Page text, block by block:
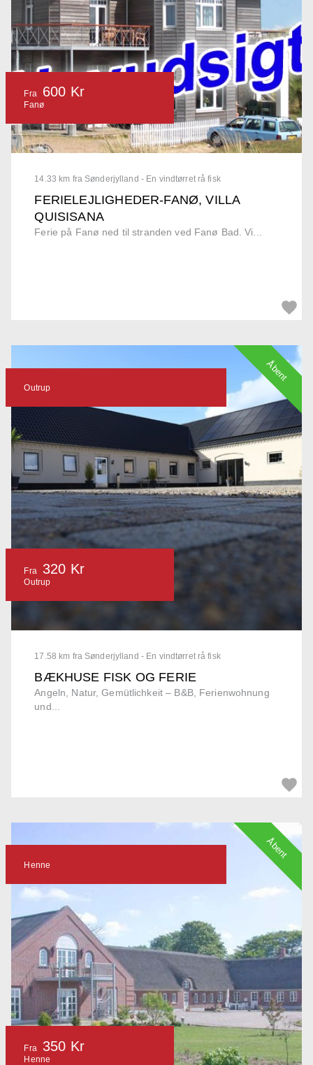
14.33 km fra Sønderjylland - En vindtørret rå fisk
FERIELEJLIGHEDER-FANØ, VILLA
QUISISANA
Ferie på Fanø ned til stranden ved Fanø Bad. Vi...
Fra 600 Kr
Fanø
17.58 km fra Sønderjylland - En vindtørret rå fisk
BÆKHUSE FISK OG FERIE
Angeln, Natur, Gemütlichkeit – B&B, Ferienwohnung
und...
Outrup
Fra 320 Kr
Outrup
Åbent
Henne
Fra 350 Kr
Henne
Åbent